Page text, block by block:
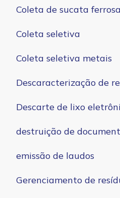
Coleta de sucata ferrosa
Coleta seletiva
Coleta seletiva metais
Descaracterização de
Descarte de lixo
destruição de
emissão de laudos
Gerenciamento de